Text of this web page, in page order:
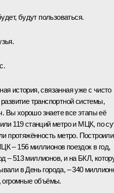
будут пользоваться.
история, связанная уже с чисто
транспортной системы,
Вы хорошо знаете все этапы её
119 станций метро и МЦК, по
протяжённость метро. Построили
– 156 миллионов поездок в год,
– 513 миллионов, и на БКЛ,
в День города, – 340
огромные объёмы.